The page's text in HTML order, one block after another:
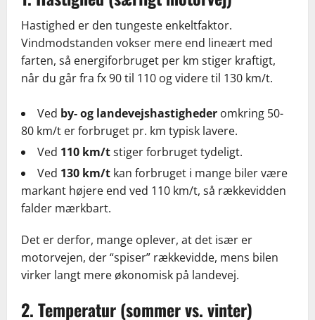
Hastighed er den tungeste enkeltfaktor.
Vindmodstanden vokser mere end lineært med
farten, så energiforbruget per km stiger kraftigt,
når du går fra fx 90 til 110 og videre til 130 km/t.
Ved by- og landevejshastigheder omkring 50-
80 km/t er forbruget pr. km typisk lavere.
Ved 110 km/tstiger forbruget tydeligt.
Ved 130 km/t kan forbruget i mange biler være
markant højere end ved 110 km/t, så rækkevidden
falder mærkbart.
Det er derfor, mange oplever, at det især er
motorvejen, der “spiser” rækkevidde, mens bilen
virker langt mere økonomisk på landevej.
2. Temperatur (sommer vs. vinter)